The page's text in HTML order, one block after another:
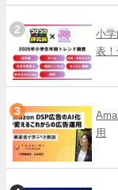
小
表！
用